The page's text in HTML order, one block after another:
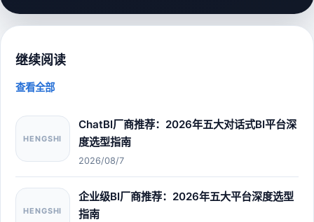
继续阅读
查看全部
HENGSHI
ChatBI厂商推荐：2026年五大对话式BI平台深
度选型指南
2026/08/7
HENGSHI
企业级BI厂商推荐：2026年五大平台深度选型
指南